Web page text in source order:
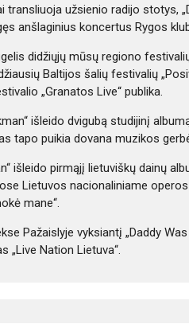
užsienio radijo stotys,
anšlaginius koncertus Rygos
didžiųjų mūsų regiono
Baltijos šalių festivalių
„Granatos Live“ publika.
išleido dvigubą studijinį
tapo puikia dovana muzikos
išleido pirmąjį lietuviškų dainų
Lietuvos nacionaliniame
mane“.
Pažaislyje vyksiantį „Daddy
„Live Nation Lietuva“.